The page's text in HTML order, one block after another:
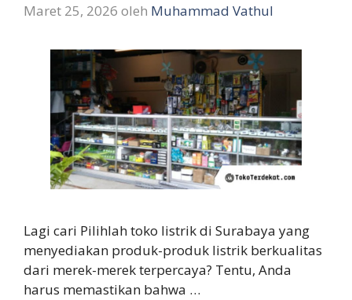
Maret 25, 2026 oleh Muhammad Vathul
Lagi cari Pilihlah toko listrik di Surabaya yang
menyediakan produk-produk listrik berkualitas
dari merek-merek terpercaya? Tentu, Anda
harus memastikan bahwa …